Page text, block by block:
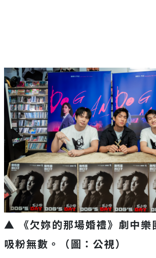
▲ 《欠妳的那場婚禮》劇中樂
吸粉無數 。（圖：公視）